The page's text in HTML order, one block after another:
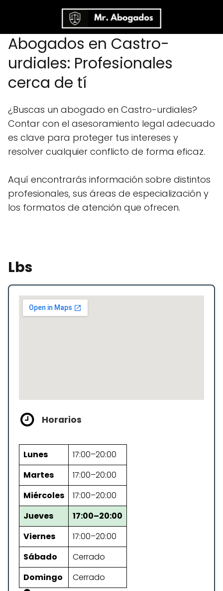
Abogados en Castro-
urdiales: Profesionales
cerca de tí
¿Buscas un abogado en Castro-urdiales?
Contar con el asesoramiento legal adecuado
es clave para proteger tus intereses y
resolver cualquier conflicto de forma eficaz.
Aquí encontrarás información sobre distintos
profesionales, sus áreas de especialización y
los formatos de atención que ofrecen.
Lbs
Horarios
Lunes
17:00–20:00
Martes
17:00–20:00
Miércoles
17:00–20:00
Jueves
17:00–20:00
Viernes
17:00–20:00
Sábado
Cerrado
Domingo
Cerrado